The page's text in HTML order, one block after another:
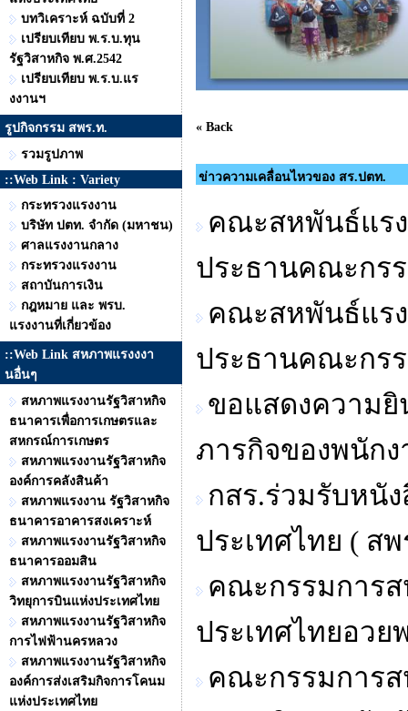
บทวิเคราะห์ ฉบับที่ 2
เปรียบเทียบ พ.ร.บ.ทุน
รัฐวิสาหกิจ พ.ศ.2542
เปรียบเทียบ พ.ร.บ.แร
งงานฯ
รูปกิจกรรม สพร.ท.
รวมรูปภาพ
::Web Link : Variety
กระทรวงแรงงาน
บริษัท ปตท. จำกัด (มหาชน)
ศาลแรงงานกลาง
กระทรวงแรงงาน
สถาบันการเงิน
กฎหมาย และ พรบ.
แรงงานที่เกี่ยวข้อง
::Web Link สหภาพแรงงงา
นอื่นๆ
สหภาพแรงงานรัฐวิสาหกิจ
ธนาคารเพื่อการเกษตรและ
สหกรณ์การเกษตร
สหภาพแรงงานรัฐวิสาหกิจ
องค์การคลังสินค้า
สหภาพแรงงาน รัฐวิสาหกิจ
ธนาคารอาคารสงเคราะห์
สหภาพแรงงานรัฐวิสาหกิจ
ธนาคารออมสิน
สหภาพแรงงานรัฐวิสาหกิจ
วิทยุการบินแห่งประเทศไทย
สหภาพแรงงานรัฐวิสาหกิจ
การไฟฟ้านครหลวง
สหภาพแรงงานรัฐวิสาหกิจ
องค์การส่งเสริมกิจการโคนม
แห่งประเทศไทย
« Back
ข่าวความเคลื่อนไหวของ สร.ปตท.
คณะสหพันธ์แรง
ประธานคณะกร
คณะสหพันธ์แรง
ประธานคณะกร
ขอแสดงความ
ภารกิจของพนัก
กสร.ร่วมรับหนั
ประเทศไทย ( ส
คณะกรรมการ
ประเทศไทยอวย
คณะกรรมการ